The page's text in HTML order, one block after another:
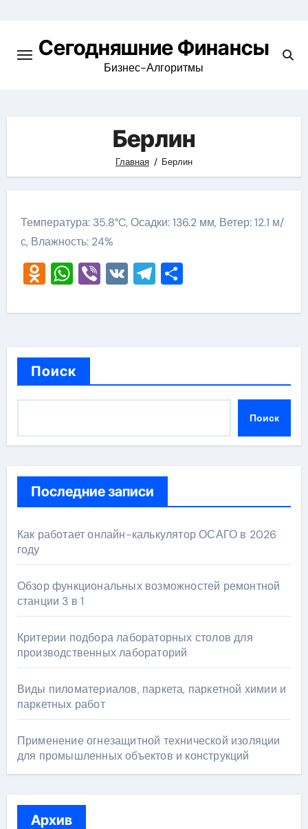
содержимомуСегодняшние Финансы
Бизнес-Алгоритмы
Берлин
Главная Берлин
Температура: 35.8°C, Осадки: 136.2 мм, Ветер: 12.1 м/
с, Влажность: 24%
Odnoklassniki
WhatsApp
Viber
VKTelegram
Отправить
Поиск
Поиск
Последние записи
Как работает онлайн-калькулятор ОСАГО в 2026
году
Обзор функциональных возможностей ремонтной
станции 3 в 1
Критерии подбора лабораторных столов для
производственных лабораторий
Виды пиломатериалов, паркета, паркетной химии и
паркетных работ
Применение огнезащитной технической изоляции
для промышленных объектов и конструкций
Архив